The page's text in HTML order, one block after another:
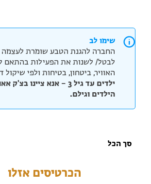
שימו לב
החברה להגנת הטבע שומרת לעצמה
לבטל/ לשנות את הפעילות בהתאם
האוויר, ביטחון, בטיחות ולפי
ילדים עד גיל 3 – אנא ציינו
הילדים וגילם.
סך הכל
הכרטיסים אזלו